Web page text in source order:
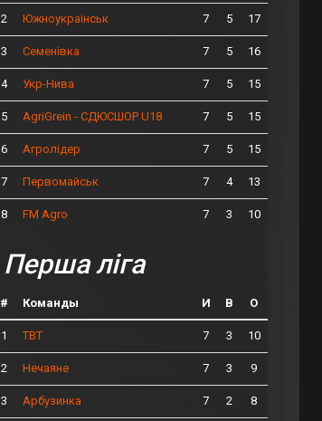
2 Южноукраїнськ 7 5 17
3 Семенівка 7 5 16
4 Укр-Нива 7 5 15
5 AgriGrein - СДЮСШОР U18 7 5 15
6 Агролідер 7 5 15
7 Первомайськ 7 4 13
8 FM Agro 7 3 10
Перша ліга
# Команды И В О
1 ТВТ 7 3 10
2 Нечаяне 7 3 9
3 Арбузинка 7 2 8